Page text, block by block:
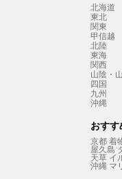
北海道
東北
関東
甲信越
北陸
東海
関西
山陰・
四国
九州
沖縄
おす
京都 着
屋久島
天草 イ
沖縄 マ